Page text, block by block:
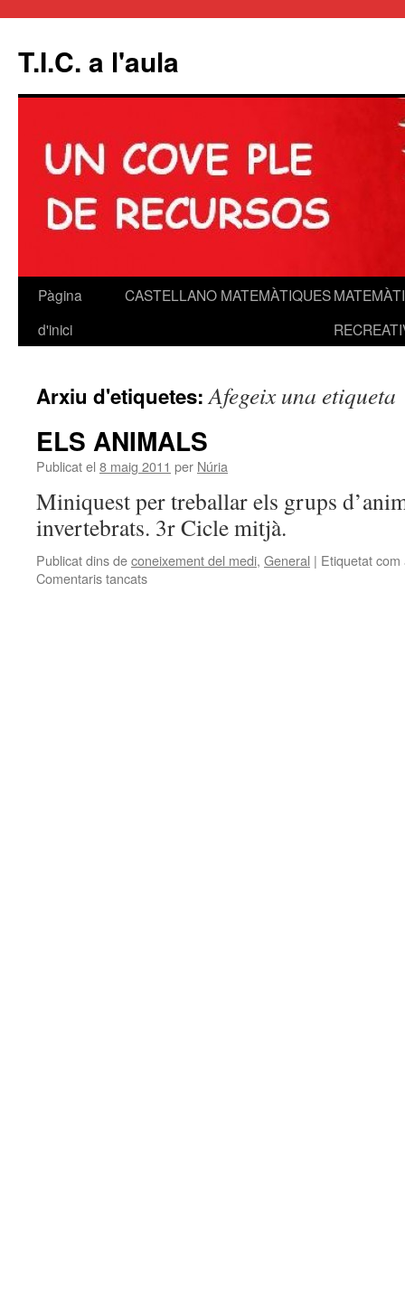
T.I.C. a l'aula
Vés
Pàgina
d'inici
CASTELLANO MATEMÀTIQUES
Arxiu d'etiquetes:Afegeix una etiqueta
ELS ANIMALS
Publicat el 8 maig 2011 per Núria
Miniquest per treballar els grups
invertebrats. 3r Cicle mitjà.
Publicat dins deconeixement del medi, General | Etiquetat com
Comentaris tancats